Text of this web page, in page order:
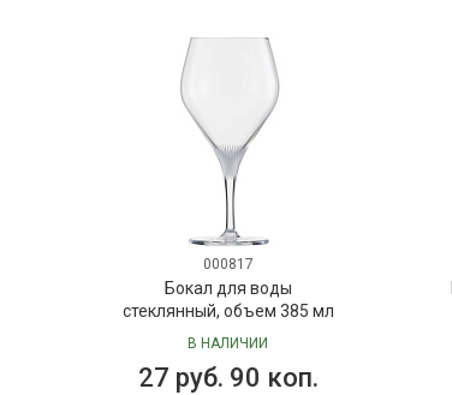
000817
Бокал для воды
стеклянный, объем 385 мл
В НАЛИЧИИ
27 руб. 90 коп.